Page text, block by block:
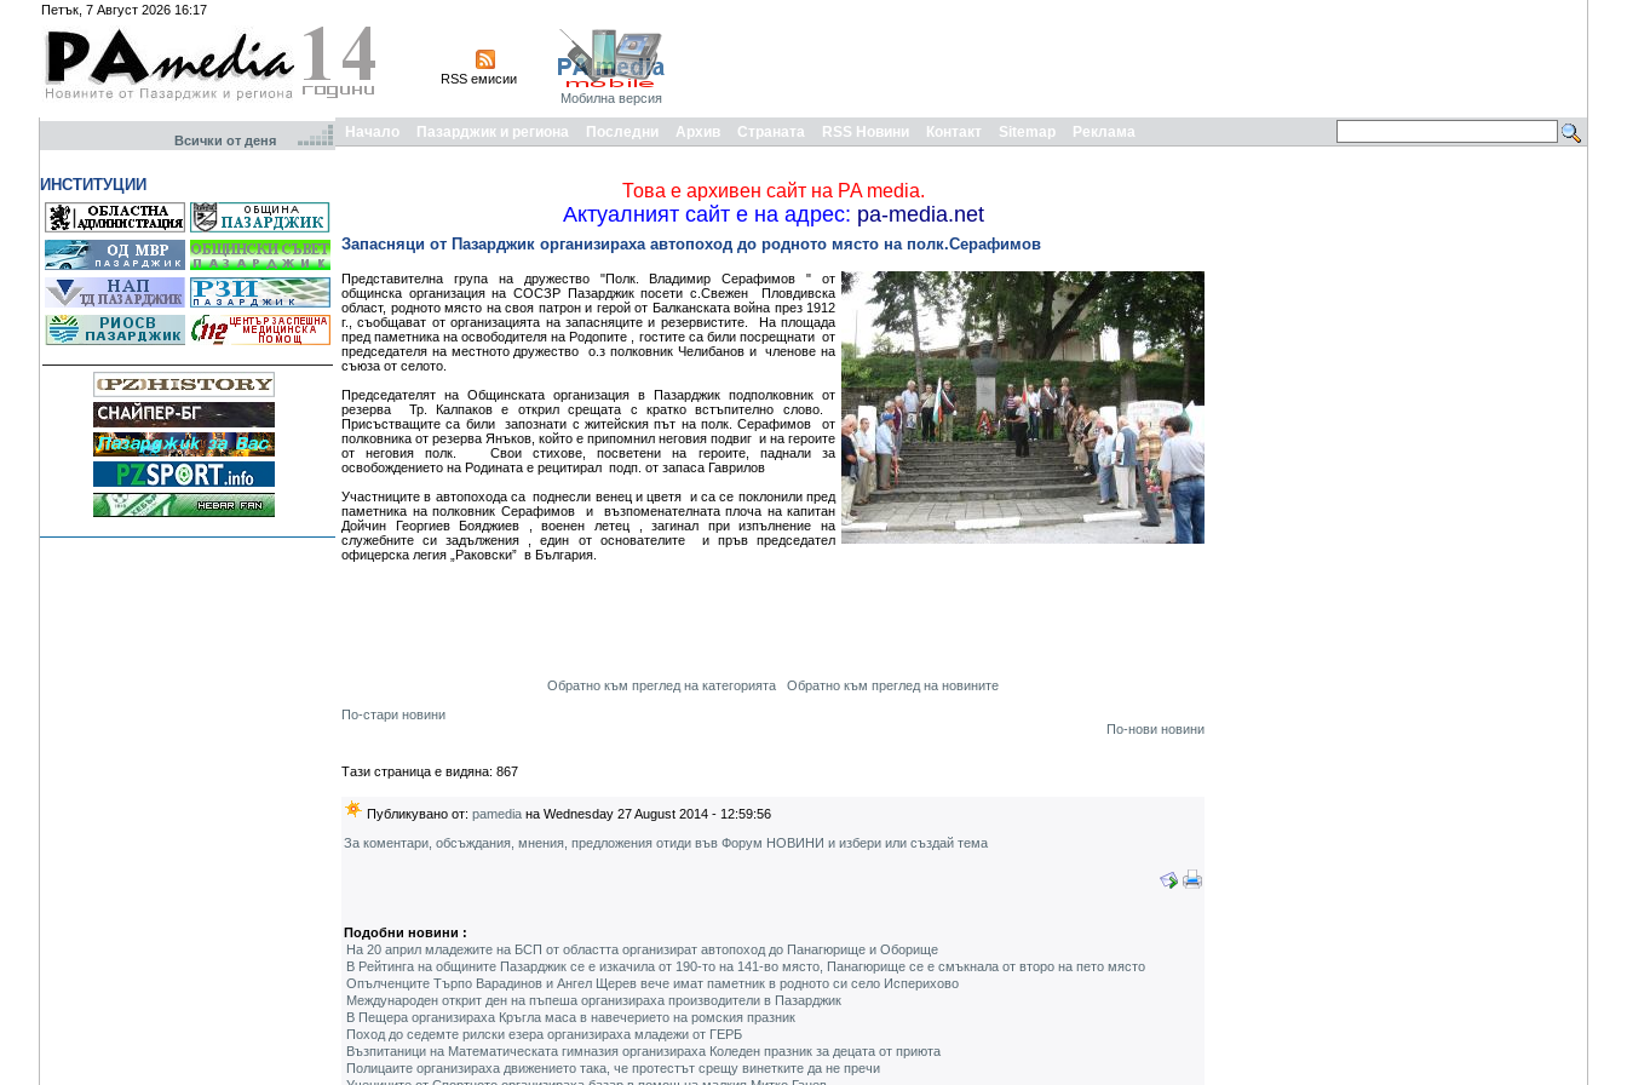
Петък, 7 Август 2026 16:17
RSS емисии
Мобилна версия
Всички от деня
ИНСТИТУЦИИ
Начало Пазарджик и региона Последни Архив Страната RSS Новини Контакт Sitemap Реклама
Това е архивен сайт на PA media.
Актуалният сайт е на адрес: pa-media.net
Запасняци от Пазарджик организираха автопоход до родното място на полк.Серафимов
Представителна група на дружество "Полк. Владимир Серафимов " от
общинска организация на СОСЗР Пазарджик посети с.Свежен Пловдивска
област, родното място на своя патрон и герой от Балканската война през 1912
г., съобщават от организацията на запасняците и резервистите. На площада
пред паметника на освободителя на Родопите , гостите са били посрещнати от
председателя на местното дружество о.з полковник Челибанов и членове на
съюза от селото.
Председателят на Общинската организация в Пазарджик подполковник от
резерва Тр. Калпаков е открил срещата с кратко встъпително слово.
Присъстващите са били запознати с житейския път на полк. Серафимов от
полковника от резерва Янъков, който е припомнил неговия подвиг и на героите
от неговия полк. Свои стихове, посветени на героите, паднали за
освобождението на Родината е рецитирал подп. от запаса Гаврилов
Участниците в автопохода са поднесли венец и цветя и са се поклонили пред
паметника на полковник Серафимов и възпоменателната плоча на капитан
Дойчин Георгиев Бояджиев , военен летец , загинал при изпълнение на
служебните си задължения , един от основателите и пръв председател
офицерска легия „Раковски” в България.
Обратно към преглед на категорията
Обратно към преглед на новините
По-стари новини
По-нови новини
Тази страница е видяна: 867
Публикувано от: pamedia на Wednesday 27 August 2014 - 12:59:56
За коментари, обсъждания, мнения, предложения отиди във Форум НОВИНИ и избери или създай тема
Подобни новини :
На 20 април младежите на БСП от областта организират автопоход до Панагюрище и Оборище
В Рейтинга на общините Пазарджик се е изкачила от 190-то на 141-во място, Панагюрище се е смъкнала от второ на пето място
Опълченците Търпо Варадинов и Ангел Щерев вече имат паметник в родното си село Исперихово
Международен открит ден на пъпеша организираха производители в Пазарджик
В Пещера организираха Кръгла маса в навечерието на ромския празник
Поход до седемте рилски езера организираха младежи от ГЕРБ
Възпитаници на Математическата гимназия организираха Коледен празник за децата от приюта
Полицаите организираха движението така, че протестът срещу винетките да не пречи